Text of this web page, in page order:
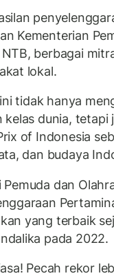
Kementerian
berbagai
lokal.
tidak hanya
kelas dunia,
of Indonesia
dan budaya
Pemuda dan
yang terbaik
pada 2022.
Pecah rekor